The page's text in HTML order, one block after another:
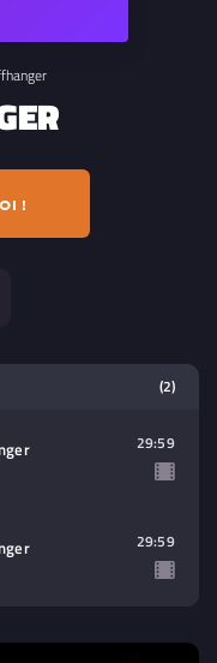
!
(2)
29:59
29:59